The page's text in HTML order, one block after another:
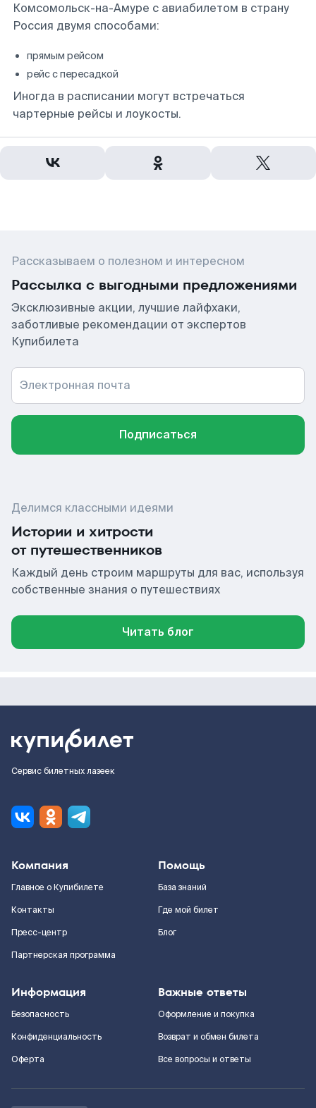
Комсомольск-на-Амуре с авиабилетом в страну
Россия двумя способами:
прямым рейсом
рейс с пересадкой
Иногда в расписании могут встречаться
чартерные рейсы и лоукосты.
Рассказываем о полезном и интересном
Рассылка с выгодными предложениями
Эксклюзивные акции, лучшие лайфхаки,
заботливые рекомендации от экспертов
Купибилета
Электронная почта
Подписаться
Делимся классными идеями
Истории и хитрости
от путешественников
Каждый день строим маршруты для вас, используя
собственные знания о путешествиях
Читать блог
Сервис билетных лазеек
Компания
Главное о Купибилете
Контакты
Пресс-центр
Партнерская программа
Помощь
База знаний
Где мой билет
Блог
Информация
Безопасность
Конфиденциальность
Оферта
Важные ответы
Оформление и покупка
Возврат и обмен билета
Все вопросы и ответы